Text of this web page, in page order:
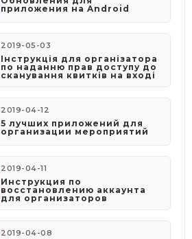
приложения на Android
2019-05-03
​Інструкція для організатора
по наданню прав доступу до
сканування квитків на вході
2019-04-12
5 лучших приложений для
организации мероприятий
2019-04-11
Инструкция по
восстановлению аккаунта
для организаторов
2019-04-08